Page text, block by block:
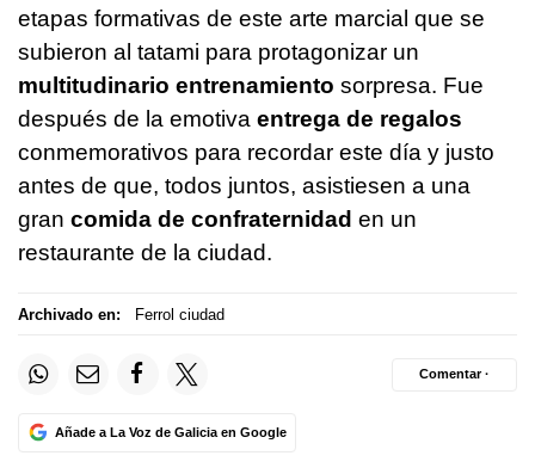
etapas formativas de este arte marcial que se
subieron al tatami para protagonizar un
multitudinario entrenamiento sorpresa. Fue
después de la emotiva entrega de regalos
conmemorativos para recordar este día y justo
antes de que, todos juntos, asistiesen a una
gran comida de confraternidad en un
restaurante de la ciudad.
Archivado en: Ferrol ciudad
Añade a La Voz de Galicia en Google
Comentar ·